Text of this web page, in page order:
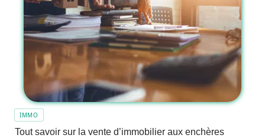
IMMO
Tout savoir sur la vente d’immobilier aux enchères